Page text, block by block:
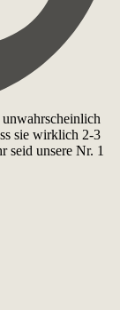
sie wirklich 2-3
seid unsere Nr. 1